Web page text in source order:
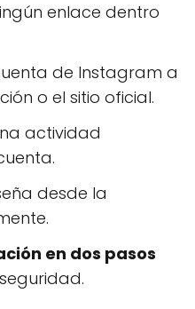
enlace dentro
de Instagram a
o el sitio oficial.
actividad
desde la
en dos pasos